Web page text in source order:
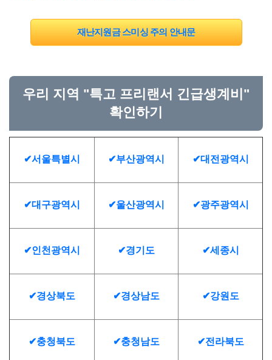
재난지원금 스미싱 주의 안내문
우리 지역 "특고 프리랜서 긴급생계비"
확인하기
✔서울특별시 ✔부산광역시 ✔대전광역시
✔대구광역시 ✔울산광역시 ✔광주광역시
✔인천광역시 ✔경기도 ✔세종시
✔경상북도 ✔경상남도 ✔강원도
✔충청북도 ✔충청남도 ✔전라북도